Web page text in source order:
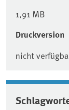
1,91 MB
Druckversion
nicht